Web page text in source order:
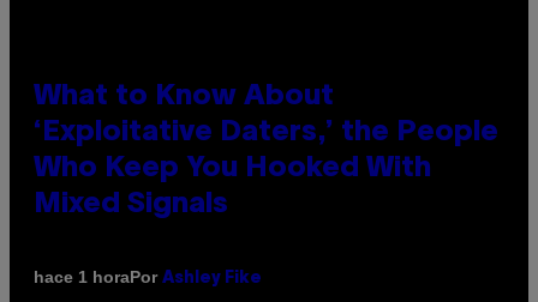
What to Know About
‘Exploitative Daters,’ the People
Who Keep You Hooked With
Mixed Signals
hace 1 horaPor Ashley Fike